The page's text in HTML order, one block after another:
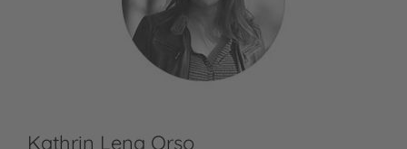
Kathrin Lena Orso